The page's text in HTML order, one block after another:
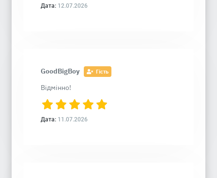
Дата: 12.07.2026
GoodBigBoy Гість
Відмінно!
Дата: 11.07.2026